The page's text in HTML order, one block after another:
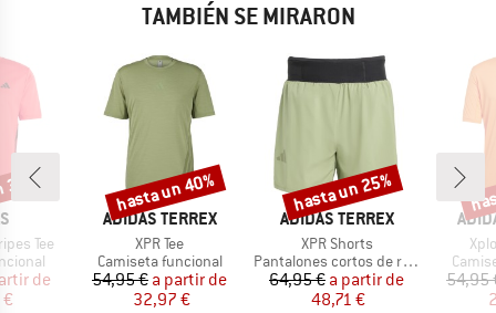
TAMBIÉN SE MIRARON
Tee
reducido
de
MARCA
ADIDAS TERREX
Artículo
XPR Tee
Product group
Camiseta funcional
Precio
54,95 € Precio reducido
a partir de
32,97 €
Descuento
hasta un 40%
MARCA
ADIDAS TERREX
Artículo
XPR Shorts
Product group
Pantalones cortos de running
Precio
64,95 € Precio reducido
a partir de
48,71 €
Descuento
hasta un 25%
54,95